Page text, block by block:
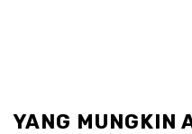
YANG MUNGKIN